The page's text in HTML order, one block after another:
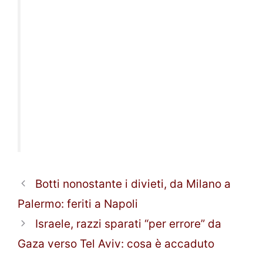
Botti nonostante i divieti, da Milano a
Palermo: feriti a Napoli
Israele, razzi sparati “per errore” da
Gaza verso Tel Aviv: cosa è accaduto